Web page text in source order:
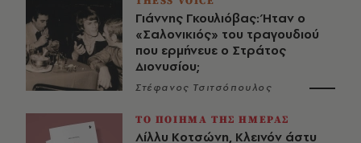
Γιάννης Γκουλιόβας: Ήταν ο
«Σαλονικιός» του τραγουδιού
που ερμήνευε ο Στράτος
Διονυσίου;
Στέφανος Τσιτσόπουλος
ΤΟ ΠΟΙΗΜΑ ΤΗΣ ΗΜΕΡΑΣ
Λίλλυ Κοτσώνη, Κλεινόν άστυ